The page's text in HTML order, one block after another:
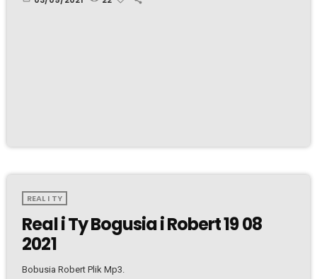
REAL I TY
Real i Ty Bogusia i Robert 19 08
2021
Bobusia Robert Plik Mp3.